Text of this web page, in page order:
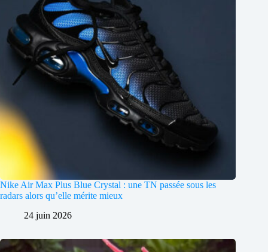
Nike Air Max Plus Blue Crystal : une TN passée sous les
radars alors qu’elle mérite mieux
24 juin 2026